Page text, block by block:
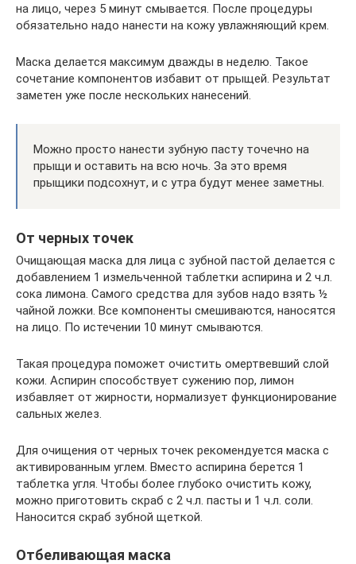
на лицо, через 5 минут смывается. После процедуры
обязательно надо нанести на кожу увлажняющий крем.
Маска делается максимум дважды в неделю. Такое
сочетание компонентов избавит от прыщей. Результат
заметен уже после нескольких нанесений.
Можно просто нанести зубную пасту точечно на
прыщи и оставить на всю ночь. За это время
прыщики подсохнут, и с утра будут менее заметны.
От черных точек
Очищающая маска для лица с зубной пастой делается с
добавлением 1 измельченной таблетки аспирина и 2 ч.л.
сока лимона. Самого средства для зубов надо взять ½
чайной ложки. Все компоненты смешиваются, наносятся
на лицо. По истечении 10 минут смываются.
Такая процедура поможет очистить омертвевший слой
кожи. Аспирин способствует сужению пор, лимон
избавляет от жирности, нормализует функционирование
сальных желез.
Для очищения от черных точек рекомендуется маска с
активированным углем. Вместо аспирина берется 1
таблетка угля. Чтобы более глубоко очистить кожу,
можно приготовить скраб с 2 ч.л. пасты и 1 ч.л. соли.
Наносится скраб зубной щеткой.
Отбеливающая маска